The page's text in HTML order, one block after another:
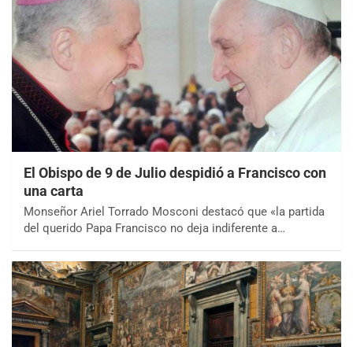
El Obispo de 9 de Julio despidió a Francisco con
una carta
Monseñor Ariel Torrado Mosconi destacó que «la partida
del querido Papa Francisco no deja indiferente a…